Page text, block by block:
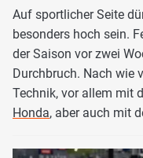
Auf sportlicher Seite
besonders hoch sein.
der Saison vor zwei
Durchbruch. Nach wie
Technik, vor allem mit
Honda, aber auch mit